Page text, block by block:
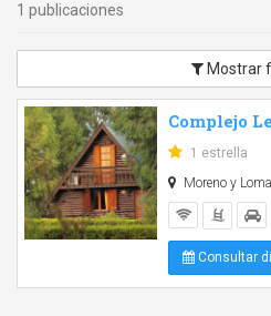
1 publicaciones
Mostrar
Complejo
1 estrella
Moreno y
Consultar